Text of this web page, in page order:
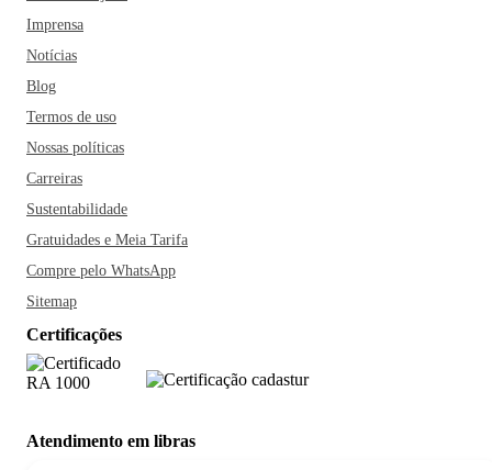
Imprensa
Notícias
Blog
Termos de uso
Nossas políticas
Carreiras
Sustentabilidade
Gratuidades e Meia Tarifa
Compre pelo WhatsApp
Sitemap
Certificações
Atendimento em libras